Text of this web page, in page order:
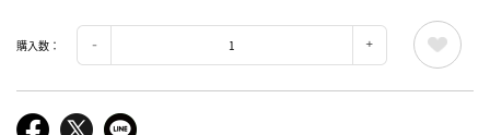
購入数：